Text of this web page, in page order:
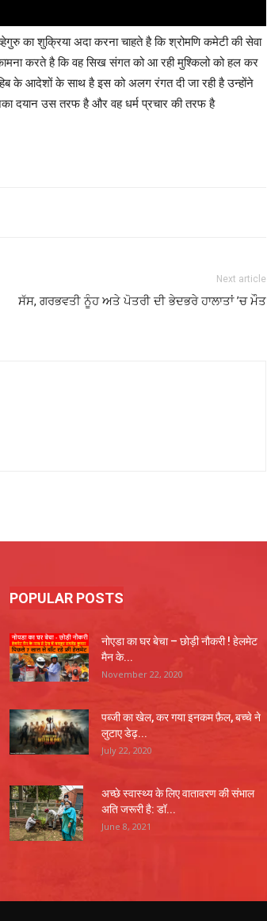
का शुक्रिया अदा करना चाहते है कि श्रोमणि कमेटी की सेवा
करते है कि वह सिख संगत को आ रही मुश्किलो को हल कर
के आदेशों के साथ है इस को अलग रंगत दी जा रही है उन्होंने
दयान उस तरफ है और वह धर्म प्रचार की तरफ है
Next article
ਸੱਸ, ਗਰਭਵਤੀ ਨੂੰਹ ਅਤੇ ਪੋਤਰੀ ਦੀ ਭੇਦਭਰੇ ਹਾਲਾਤਾਂ ’ਚ ਮੌਤ
POPULAR POSTS
नोएडा का घर बेचा – छोड़ी नौकरी ! हेलमेट
मैन के...
November 22, 2020
पब्जी का खेल, कर गया इनकम फ़ैल, बच्चे ने
लुटाए डेढ़...
July 22, 2020
अच्छे स्वास्थ्य के लिए वातावरण की संभाल
अति जरूरी है: डॉ...
June 8, 2021